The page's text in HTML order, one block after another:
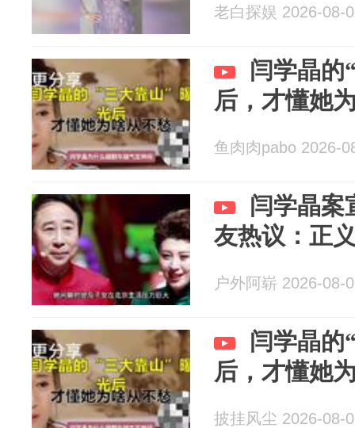
老白探娱 2026-08-
闫学晶的
后，才懂她
鱼肉肉pabo 2026-
闫学晶案
友热议：正
户外阿崭 2026-08-
闫学晶的
后，才懂她
披挂风尘 2026-08-